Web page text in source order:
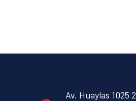
Av. Huaylas 1025